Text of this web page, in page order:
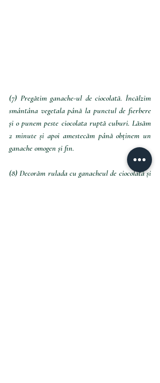
(7) Pregătim ganache-ul de ciocolată. Încălzim
smântâna vegetala până la punctul de fierbere
și o punem peste ciocolata ruptă cuburi. Lăsăm
2 minute și apoi amestecăm până obținem un
ganache omogen și fin.
(8) Decorăm rulada cu ganacheul de ciocolată și